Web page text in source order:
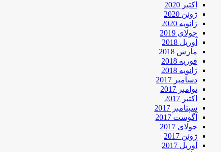
اکتبر 2020
ژوئن 2020
ژانویه 2020
جولای 2019
آوریل 2018
مارس 2018
فوریه 2018
ژانویه 2018
دسامبر 2017
نوامبر 2017
اکتبر 2017
سپتامبر 2017
آگوست 2017
جولای 2017
ژوئن 2017
آوریل 2017